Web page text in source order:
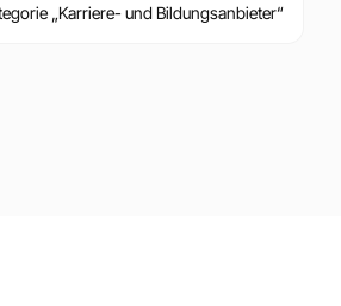
„Karriere- und Bildungsanbieter“